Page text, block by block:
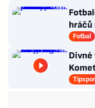
hráčů
Fotbal
Divné